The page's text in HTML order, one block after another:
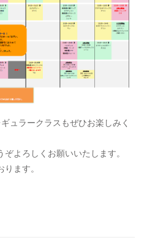
ュラークラスもぜひお楽しみく
よろしくお願いいたします。
ます。